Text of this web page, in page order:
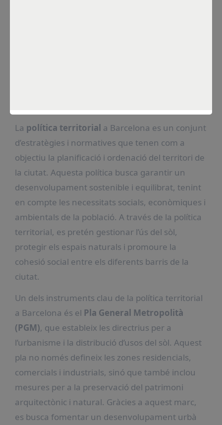
La política territorial a Barcelona es un conjunt
d’estratègies i normatives que tenen com a
objectiu la planificació i ordenació del territori de
la ciutat. Aquesta política busca garantir un
desenvolupament sostenible i equilibrat, tenint
en compte les necessitats socials, econòmiques i
ambientals de la població. A través de la política
territorial, es pretén gestionar l’ús del sòl,
protegir els espais naturals i promoure la
cohesió social entre els diferents barris de la
ciutat.
Un dels instruments clau de la política territorial
a Barcelona és el Pla General Metropolità
(PGM), que estableix les directrius per a
l’urbanisme i la distribució d’usos del sòl. Aquest
pla no només defineix les zones residencials,
comercials i industrials, sinó que també inclou
mesures per a la preservació del patrimoni
arquitectònic i natural. Gràcies a aquest marc,
es busca fomentar un desenvolupament urbà